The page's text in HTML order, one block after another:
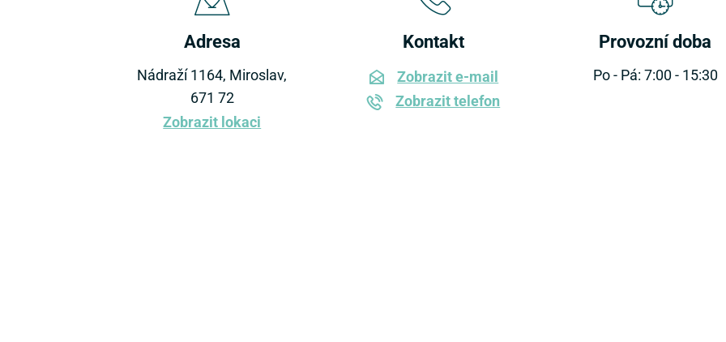
Adresa
Nádraží 1164, Miroslav,
671 72
Zobrazit lokaci
Kontakt
Zobrazit e-mail
Zobrazit telefon
Provozní doba
Po - Pá: 7:00 - 15:30